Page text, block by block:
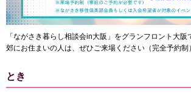
「ながさき暮らし相談会in大阪」をグランフロント大阪
郊にお住まいの人は、ぜひご来場ください（完全予約制
とき